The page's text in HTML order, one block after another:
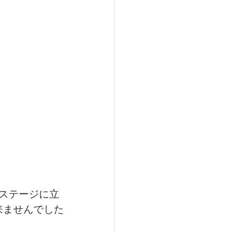
テージに立
せんでした